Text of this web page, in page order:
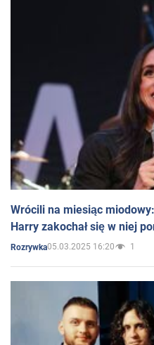
Wrócili na miesiąc
Harry zakochał się w niej
Rozrywka05.03.2025 16:20 1